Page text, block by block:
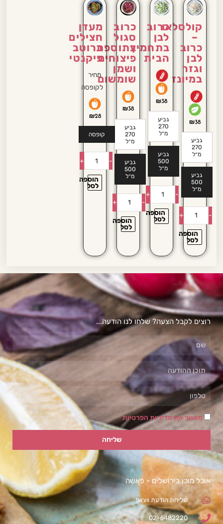
קולסלאו
–
כרוב
לבן
וגזר
במיונז
₪38
גביע
270
מ״ל
גביע
500
מ״ל
-
+
הוספה
לסל
כרוב
לבן
בתחמיץ
הבית
₪38
גביע
270
מ״ל
גביע
500
מ״ל
-
+
הוספה
לסל
כרוב
סגול
בתוספת
פיצוחים
ושמן
שומשום
₪38
גביע
270
מ״ל
גביע
500
מ״ל
-
+
הוספה
לסל
מעדן
חצילים
ברוטב
פיקנטי
מחיר
לקופסה
₪28
קופסה
-
+
הוספה
לסל
רוצים לקבל הצעה? שלחו לנו הודעה...
מאשר את מדיניות הפרטיות
שליחה
אוכל מוכן בירושלים - פאשה
שליחת הודעת ווצאפ
02-6482220